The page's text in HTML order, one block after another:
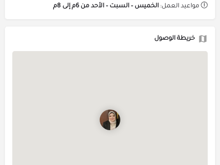
🕕 مواعيد العمل: الخميس – السبت – الأحد من 6م إلى 8م
خريطة الوصول